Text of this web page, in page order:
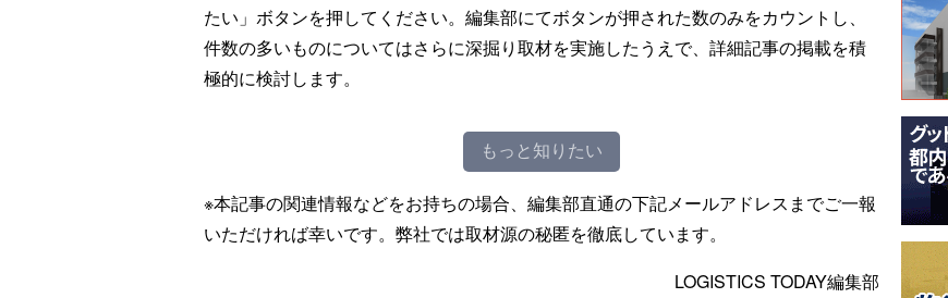
たい」ボタンを押してください。編集部にてボタンが押された数のみをカウントし、
件数の多いものについてはさらに深掘り取材を実施したうえで、詳細記事の掲載を積
極的に検討します。
もっと知りたい
※本記事の関連情報などをお持ちの場合、編集部直通の下記メールアドレスまでご一報
いただければ幸いです。弊社では取材源の秘匿を徹底しています。
LOGISTICS TODAY編集部